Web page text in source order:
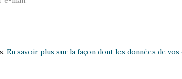
En savoir plus sur la façon dont les données de